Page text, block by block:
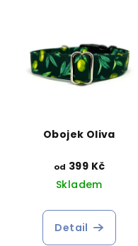
Obojek Oliva
od 399 Kč
Skladem
Detail